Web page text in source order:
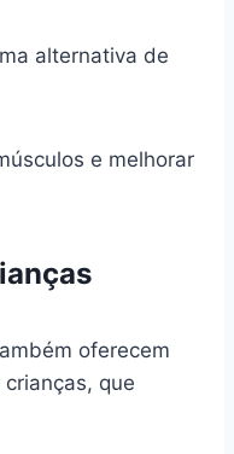
alternativa de
e melhorar
oferecem
que